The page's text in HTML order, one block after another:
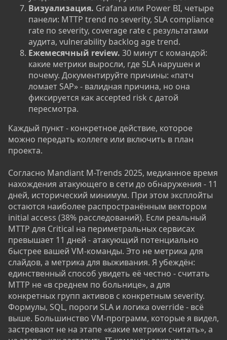
Визуализация. Grafana или Power BI, четыре
панели: MTTP trend по severity, SLA compliance
rate по severity, coverage rate с результатами
аудита, vulnerability backlog age trend.
Ежемесячный review. 30 минут с командой:
какие метрики выросли, где SLA нарушен и
почему. Документируйте причины: «патч
ломает SAP» - валидная причина, но она
фиксируется как accepted risk с датой
пересмотра.
Каждый пункт - конкретное действие, которое
можно передать коллеге или включить в план
проекта.
Согласно Mandiant M-Trends 2025, медианное время
нахождения атакующего в сети до обнаружения - 11
дней, исторический минимум. При этом эксплойты
остаются наиболее распространённым вектором
initial access (38% расследований). Если реальный
MTTP для Critical на периметральных сервисах
превышает 11 дней - атакующий потенциально
быстрее вашей VM-команды. Это не метрика для
слайдов, а метрика для выживания. Я убеждён:
единственный способ увидеть её честно - считать
MTTP не «в среднем по больнице», а для
конкретных групп активов с конкретным severity.
Формулы, SQL, пороги SLA и логика override - всё
выше. Большинство VM-программ, которые я видел,
застревают не на этапе «какие метрики считать», а